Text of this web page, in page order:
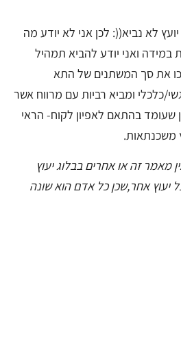
לא נביא((: לכן אני לא יודע מה
ואני יודע להביא תמהיל
את סך המשתנים של התא
כלכלי ומביא רביות עם מרווח אשר
שעומד בהתאם לאפיון לקוח- הראי
משכנתאות.
מאמר זה או אחרים בבלוג יעוץ
יעוץ אחר,שכן כל אדם הוא שונה